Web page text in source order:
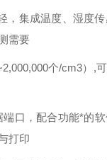
，集成温度、湿度
需要
个/cm3）,
端口，配合功能*的
打印